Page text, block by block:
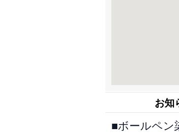
お知
■ボールペン